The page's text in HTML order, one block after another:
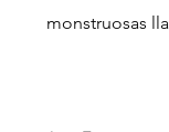
monstruosas